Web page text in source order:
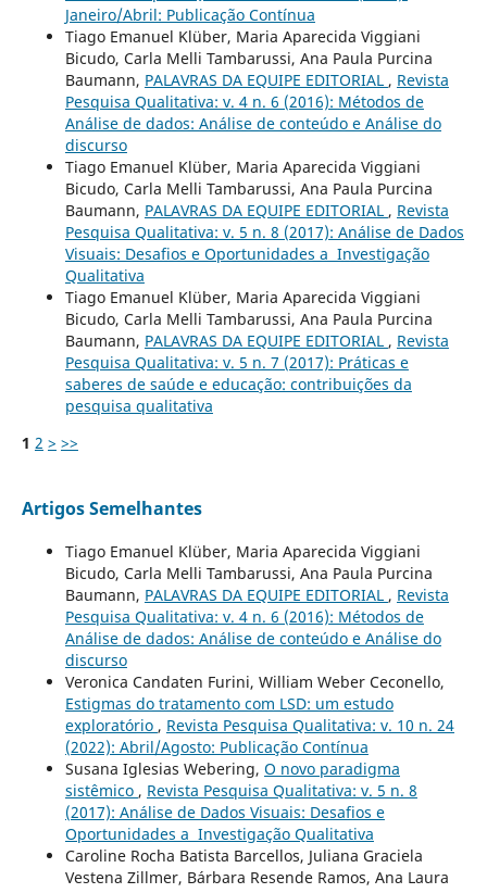
Janeiro/Abril: Publicação Contínua
Tiago Emanuel Klüber, Maria Aparecida Viggiani
Bicudo, Carla Melli Tambarussi, Ana Paula Purcina
Baumann, PALAVRAS DA EQUIPE EDITORIAL , Revista
Pesquisa Qualitativa: v. 4 n. 6 (2016): Métodos de
Análise de dados: Análise de conteúdo e Análise do
discurso
Tiago Emanuel Klüber, Maria Aparecida Viggiani
Bicudo, Carla Melli Tambarussi, Ana Paula Purcina
Baumann, PALAVRAS DA EQUIPE EDITORIAL , Revista
Pesquisa Qualitativa: v. 5 n. 8 (2017): Análise de Dados
Visuais: Desafios e Oportunidades a Investigação
Qualitativa
Tiago Emanuel Klüber, Maria Aparecida Viggiani
Bicudo, Carla Melli Tambarussi, Ana Paula Purcina
Baumann, PALAVRAS DA EQUIPE EDITORIAL , Revista
Pesquisa Qualitativa: v. 5 n. 7 (2017): Práticas e
saberes de saúde e educação: contribuições da
pesquisa qualitativa
1 2 > >>
Artigos Semelhantes
Tiago Emanuel Klüber, Maria Aparecida Viggiani
Bicudo, Carla Melli Tambarussi, Ana Paula Purcina
Baumann, PALAVRAS DA EQUIPE EDITORIAL , Revista
Pesquisa Qualitativa: v. 4 n. 6 (2016): Métodos de
Análise de dados: Análise de conteúdo e Análise do
discurso
Veronica Candaten Furini, William Weber Ceconello,
Estigmas do tratamento com LSD: um estudo
exploratório , Revista Pesquisa Qualitativa: v. 10 n. 24
(2022): Abril/Agosto: Publicação Contínua
Susana Iglesias Webering, O novo paradigma
sistêmico , Revista Pesquisa Qualitativa: v. 5 n. 8
(2017): Análise de Dados Visuais: Desafios e
Oportunidades a Investigação Qualitativa
Caroline Rocha Batista Barcellos, Juliana Graciela
Vestena Zillmer, Bárbara Resende Ramos, Ana Laura